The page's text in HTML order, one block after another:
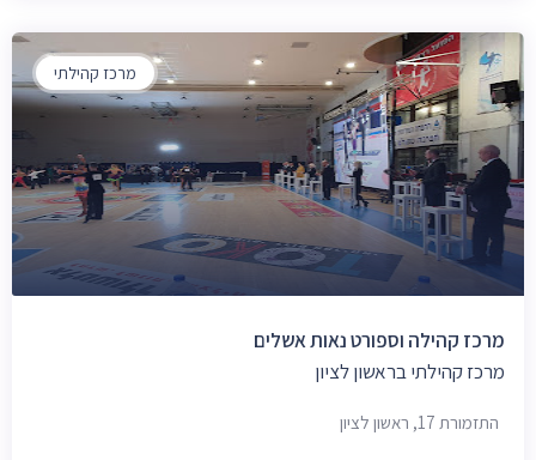
מרכז קהילתי
מרכז קהילה וספורט נאות אשלים
מרכז קהילתי בראשון לציון
התזמורת 17, ראשון לציון